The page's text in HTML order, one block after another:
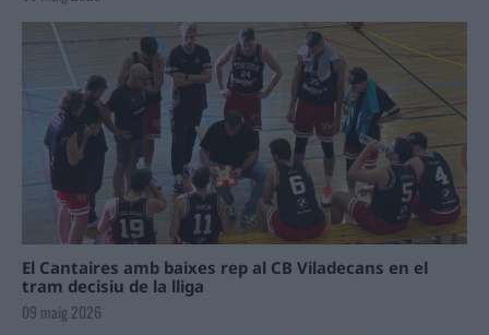
El Cantaires amb baixes rep al CB Viladecans en el
tram decisiu de la lliga
09 maig 2026